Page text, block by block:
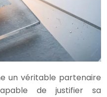
un véritable partenaire
de justifier sa